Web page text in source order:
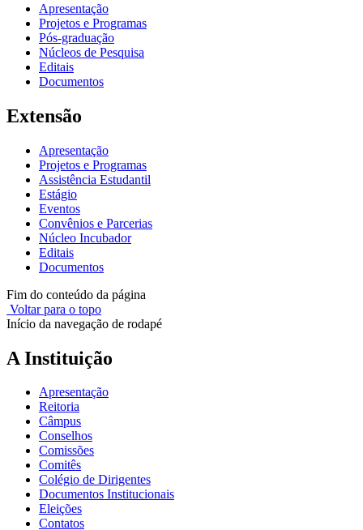
Apresentação
Projetos e Programas
Pós-graduação
Núcleos de Pesquisa
Editais
Documentos
Extensão
Apresentação
Projetos e Programas
Assistência Estudantil
Estágio
Eventos
Convênios e Parcerias
Núcleo Incubador
Editais
Documentos
Fim do conteúdo da página
Voltar para o topo
Início da navegação de rodapé
A Instituição
Apresentação
Reitoria
Câmpus
Conselhos
Comissões
Comitês
Colégio de Dirigentes
Documentos Institucionais
Eleições
Contatos